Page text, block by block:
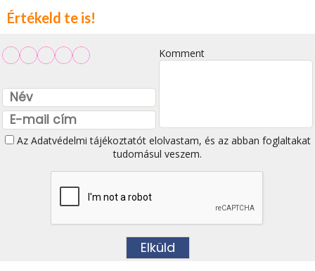
Értékeld te is!
Komment
Az Adatvédelmi tájékoztatótelolvastam, és az abban foglaltakat
tudomásul veszem.